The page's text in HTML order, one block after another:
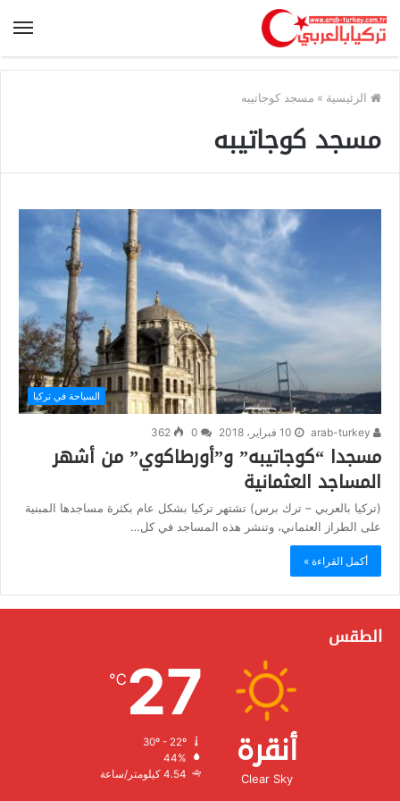
الرئيسية » مسجد كوجاتيبه
مسجد كوجاتيبه
السياحة في تركيا
10 فبراير، 2018 362
مسجدا “كوجاتيبه” و”أورطاكوي” من أشهر
المساجد العثمانية
(تركيا بالعربي – ترك برس) تشتهر تركيا بشكل عام بكثرة مساجدها المبنية
على الطراز العثماني، وتنشر هذه المساجد في كل…
أكمل القراءة »
الطقس
أنقرة
Clear Sky
27
℃
الرطوبة:
الرياح: